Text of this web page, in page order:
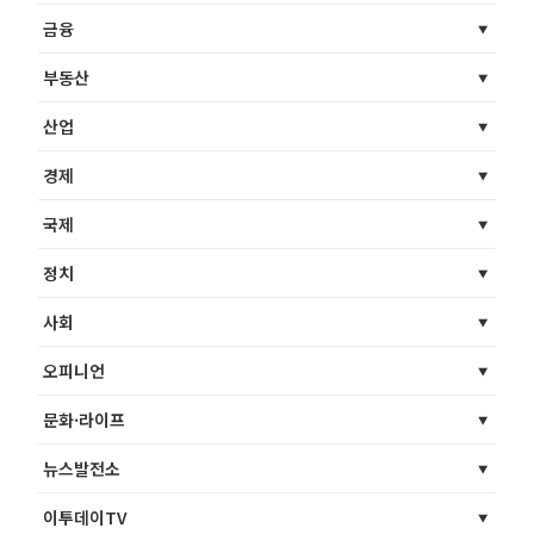
금융
부동산
산업
경제
국제
정치
사회
오피니언
문화·라이프
뉴스발전소
이투데이TV